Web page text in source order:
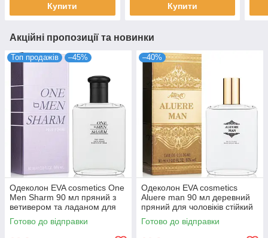
Купити Купити
Акційні пропозиції та новинки
Топ продажів –45%
Одеколон EVA cosmetics One
Men Sharm 90 мл пряний з
ветивером та ладаном для
чоловіків стійкий парфум ЄВА
Готово до відправки
–40%
Одеколон EVA cosmetics
Aluere man 90 мл деревний
пряний для чоловіків стійкий
парфум з нотами кедра ЄВА
Готово до відправки